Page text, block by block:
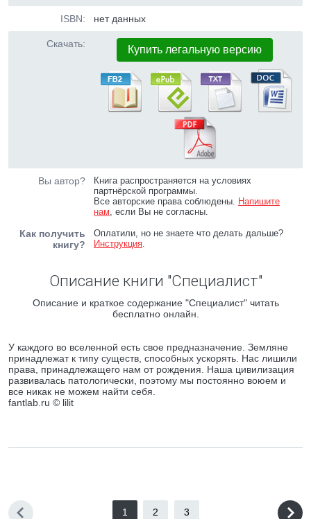
ISBN: нет данных
Скачать: Купить легальную версию
Вы автор?
Книга распространяется на условиях
партнёрской программы.
Все авторские права соблюдены. Напишите
нам, если Вы не согласны.
Как получить
книгу?
Оплатили, но не знаете что делать дальше?
Инструкция.
Описание книги "Специалист"
Описание и краткое содержание "Специалист" читать
бесплатно онлайн.
У каждого во вселенной есть свое предназначение. Земляне
принадлежат к типу существ, способных ускорять. Нас лишили
права, принадлежащего нам от рождения. Наша цивилизация
развивалась патологически, поэтому мы постоянно воюем и
все никак не можем найти себя.
fantlab.ru © lilit
1 2 3